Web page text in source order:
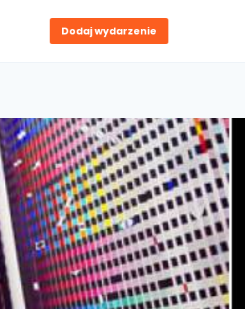
Dodaj wydarzenie